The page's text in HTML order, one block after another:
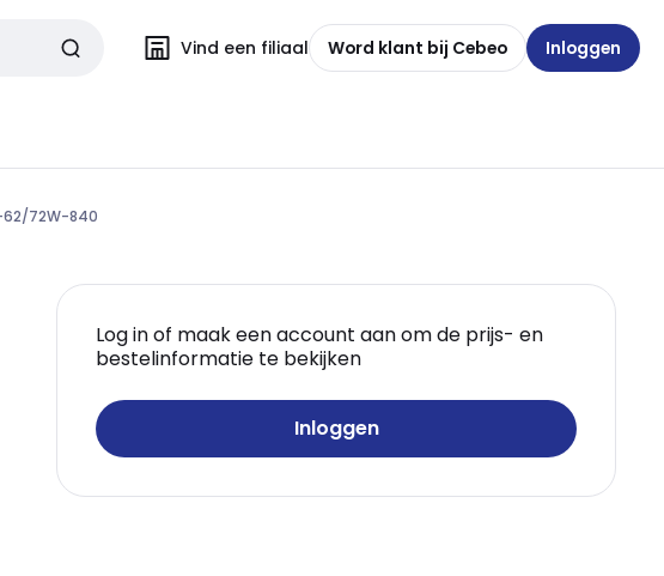
Vind een filiaal Word klant bij Cebeo Inloggen
62/72W-840
Log in of maak een account aan om de prijs- en
bestelinformatie te bekijken
Inloggen